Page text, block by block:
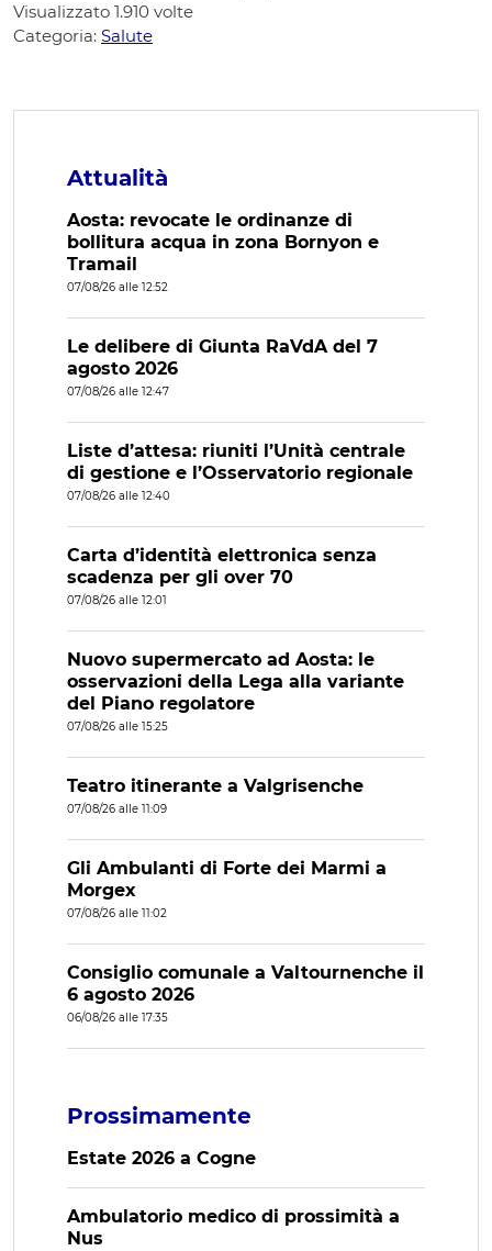
Visualizzato 1.910 volte
Categoria: Salute
Attualità
Aosta: revocate le ordinanze di
bollitura acqua in zona Bornyon e
Tramail
07/08/26 alle 12:52
Le delibere di Giunta RaVdA del 7
agosto 2026
07/08/26 alle 12:47
Liste d’attesa: riuniti l’Unità centrale
di gestione e l’Osservatorio regionale
07/08/26 alle 12:40
Carta d’identità elettronica senza
scadenza per gli over 70
07/08/26 alle 12:01
Nuovo supermercato ad Aosta: le
osservazioni della Lega alla variante
del Piano regolatore
07/08/26 alle 15:25
Teatro itinerante a Valgrisenche
07/08/26 alle 11:09
Gli Ambulanti di Forte dei Marmi a
Morgex
07/08/26 alle 11:02
Consiglio comunale a Valtournenche il
6 agosto 2026
06/08/26 alle 17:35
Prossimamente
Estate 2026 a Cogne
Ambulatorio medico di prossimità a
Nus